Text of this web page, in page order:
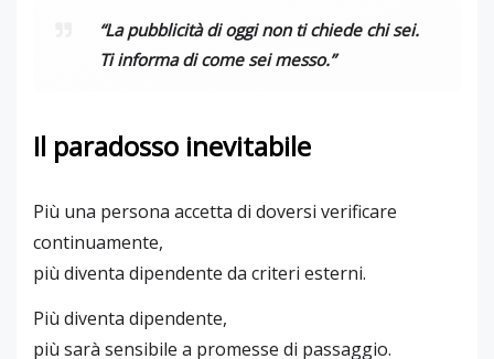
“La pubblicità di oggi non ti chiede chi sei.
Ti informa di come sei messo.”
Il paradosso inevitabile
Più una persona accetta di doversi verificare
continuamente,
più diventa dipendente da criteri esterni.
Più diventa dipendente,
più sarà sensibile a promesse di passaggio.